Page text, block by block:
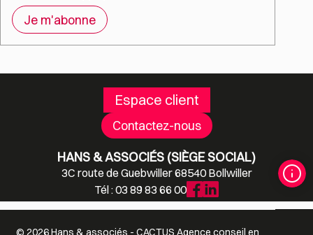
Espace client
Contactez-nous
HANS & ASSOCIÉS (SIÈGE SOCIAL)
3C route de Guebwiller 68540 Bollwiller
Tél : 03 89 83 66 00
© 2026 Hans & associés -CACTUS Agence conseil en